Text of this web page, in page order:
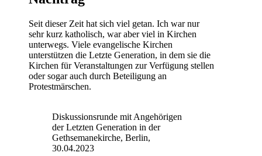
Seit dieser Zeit hat sich viel getan. Ich war nur
sehr kurz katholisch, war aber viel in Kirchen
unterwegs. Viele evangelische Kirchen
unterstützen die Letzte Generation, in dem sie die
Kirchen für Veranstaltungen zur Verfügung stellen
oder sogar auch durch Beteiligung an
Protestmärschen.
Diskussionsrunde mit Angehörigen
der Letzten Generation in der
Gethsemanekirche, Berlin,
30.04.2023